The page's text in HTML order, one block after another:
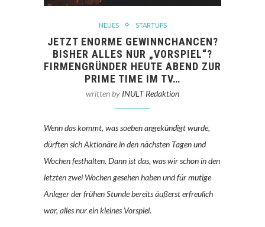
NEUES STARTUPS
JETZT ENORME GEWINNCHANCEN?
BISHER ALLES NUR „VORSPIEL“?
FIRMENGRÜNDER HEUTE ABEND ZUR
PRIME TIME IM TV…
written by INULT Redaktion
Wenn das kommt, was soeben angekündigt wurde,
dürften sich Aktionäre in den nächsten Tagen und
Wochen festhalten. Dann ist das, was wir schon in den
letzten zwei Wochen gesehen haben und für mutige
Anleger der frühen Stunde bereits äußerst erfreulich
war, alles nur ein kleines Vorspiel.